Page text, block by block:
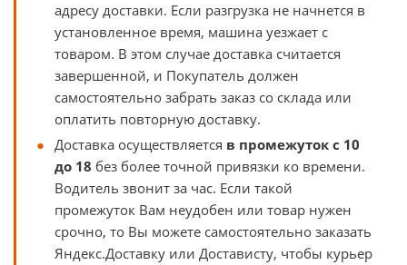
адресу доставки. Если разгрузка не начнется в
установленное время, машина уезжает с
товаром. В этом случае доставка считается
завершенной, и Покупатель должен
самостоятельно забрать заказ со склада или
оплатить повторную доставку.
Доставка осуществляется в промежуток с 10
до 18 без более точной привязки ко времени.
Водитель звонит за час. Если такой
промежуток Вам неудобен или товар нужен
срочно, то Вы можете самостоятельно заказать
Яндекс.Доставку или Достависту, чтобы курьер